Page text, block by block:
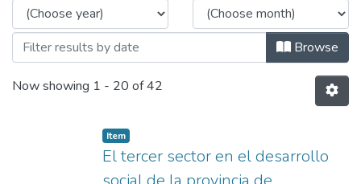
Browse
Now showing 1 - 20 of 42
Item
El tercer sector en el desarrollo